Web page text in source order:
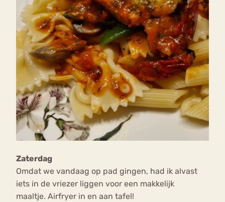
Zaterdag
Omdat we vandaag op pad gingen, had ik alvast
iets in de vriezer liggen voor een makkelijk
maaltje. Airfryer in en aan tafel!